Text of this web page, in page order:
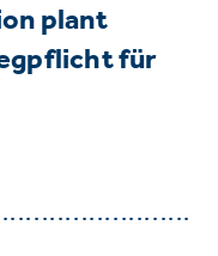
plant
für